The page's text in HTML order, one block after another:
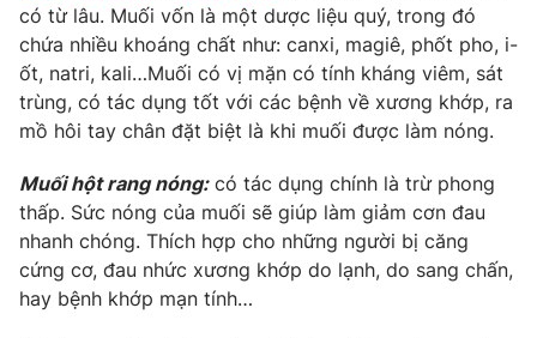
Góc doanh nghiệp
Truyền hình
Phim VTV
Hậu trường
Nhân vật
Khán giả
Giải sao mai
Giải trí
Điện ảnh
Âm nhạc
Sao
Du lịch
Làm đẹp
Chất lượng cuộc sống
Giáo dục
Tuyển sinh
Công nghệ
có từ lâu. Muối vốn là một dược liệu quý, trong đó
chứa nhiều khoáng chất như: canxi, magiê, phốt pho, i-
ốt, natri, kali…Muối có vị mặn có tính kháng viêm, sát
trùng, có tác dụng tốt với các bệnh về xương khớp, ra
mồ hôi tay chân đặt biệt là khi muối được làm nóng.
Muối hột rang nóng:có tác dụng chính là trừ phong
thấp. Sức nóng của muối sẽ giúp làm giảm cơn đau
nhanh chóng. Thích hợp cho những người bị căng
cứng cơ, đau nhức xương khớp do lạnh, do sang chấn,
hay bệnh khớp mạn tính…